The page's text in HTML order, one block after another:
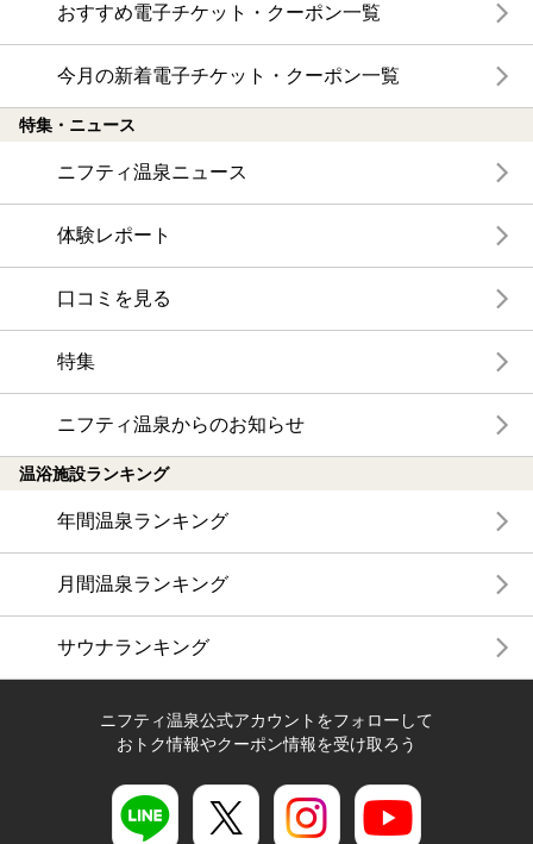
おすすめ電子チケット・クーポン一覧
今月の新着電子チケット・クーポン一覧
特集・ニュース
ニフティ温泉ニュース
体験レポート
口コミを見る
特集
ニフティ温泉からのお知らせ
温浴施設ランキング
年間温泉ランキング
月間温泉ランキング
サウナランキング
ニフティ温泉公式アカウントをフォローして
おトク情報やクーポン情報を受け取ろう